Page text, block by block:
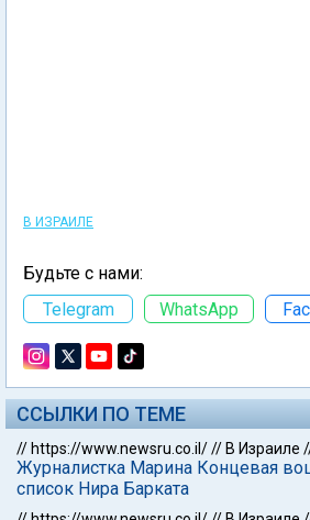
В ИЗРАИЛЕ
Будьте с нами:
Telegram
WhatsApp
ССЫЛКИ ПО ТЕМЕ
// https://www.newsru.co.il/// В Израиле
Журналистка Марина Концевая
список Нира Барката